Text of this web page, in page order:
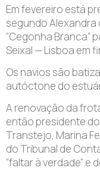
Em fevereiro está
segundo Alexandra
“Cegonha Branca”
Seixal — Lisboa em
Os navios são
autóctone do
A renovação da
então presidente
Transtejo, Marina
do Tribunal de
“faltar à verdade” e